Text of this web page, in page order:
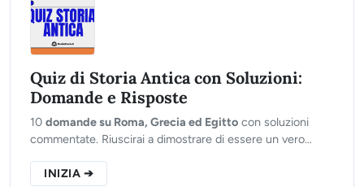
Quiz di Storia Antica con Soluzioni:
Domande e Risposte
10 domande su Roma, Grecia ed Egitto con soluzioni
commentate. Riuscirai a dimostrare di essere un vero
INIZIA ➔